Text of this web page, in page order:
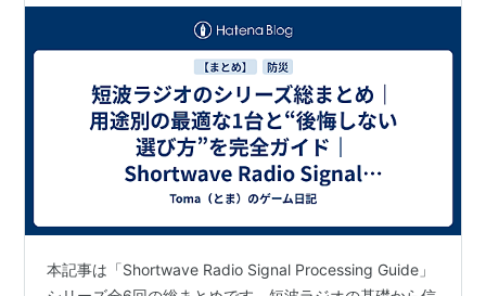
本記事は「Shortwave Radio Signal Processing Guide」